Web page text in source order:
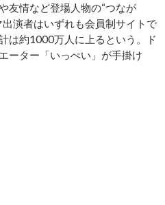
友情など登場人物の“つなが
演者はいずれも会員制サイトで
は約1000万人に上るという。ド
ーター「いっぺい」が手掛け